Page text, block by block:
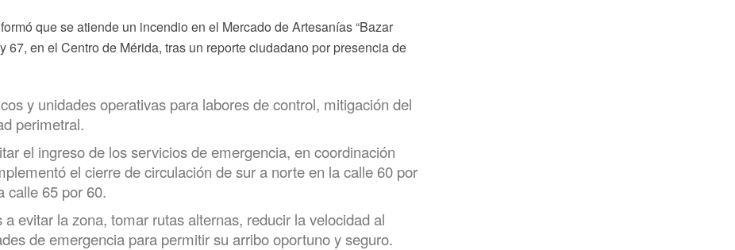
que se atiende un incendio en el Mercado de Artesanías “Bazar
67, en el Centro de Mérida, tras un reporte ciudadano por presencia de
y unidades operativas para labores de control, mitigación del
perimetral.
el ingreso de los servicios de emergencia, en coordinación
el cierre de circulación de sur a norte en la calle 60 por
calle 65 por 60.
evitar la zona, tomar rutas alternas, reducir la velocidad al
de emergencia para permitir su arribo oportuno y seguro.